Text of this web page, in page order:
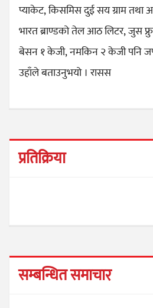
प्याकेट, किसमिस दुई सय ग्राम तथा
भारत ब्राण्डको तेल आठ लिटर, जुस
बेसन १ केजी, नमकिन २ केजी पनि
उहाँले बताउनुभयो । रासस
प्रतिक्रिया
सम्बन्धित समाचार